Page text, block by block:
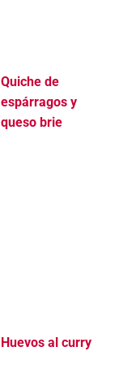
Quiche de
espárragos y
queso brie
Huevos al curry